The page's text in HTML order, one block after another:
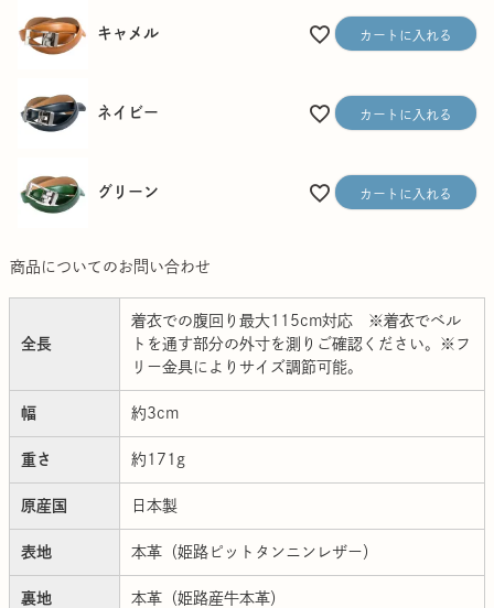
キャメル カートに入れる
ネイビー カートに入れる
グリーン カートに入れる
商品についてのお問い合わせ
全長
着衣での腹回り最大115cm対応 ※着衣でベル
トを通す部分の外寸を測りご確認ください。※フ
リー金具によりサイズ調節可能。
幅 約3cm
重さ 約171g
原産国 日本製
表地 本革（姫路ピットタンニンレザー）
裏地 本革（姫路産牛本革）